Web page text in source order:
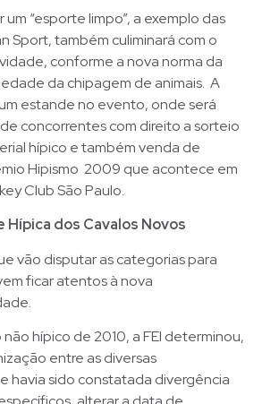
“esporte limpo”, a exemplo das
Sport, também culiminará com o
conforme a nova norma da
da chipagem de animais. A
estande no evento, onde será
concorrentes com direito a sorteio
hípico e também venda de
Hipismo 2009 que acontece em
Club São Paulo.
Hípica dos Cavalos Novos
vão disputar as categorias para
ficar atentos à nova
hípico de 2010, a FEI determinou,
entre as diversas
havia sido constatada divergência